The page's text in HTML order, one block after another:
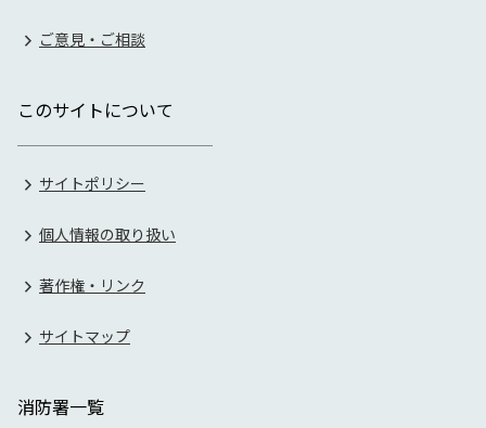
ご意見・ご相談
このサイトについて
サイトポリシー
個人情報の取り扱い
著作権・リンク
サイトマップ
消防署一覧